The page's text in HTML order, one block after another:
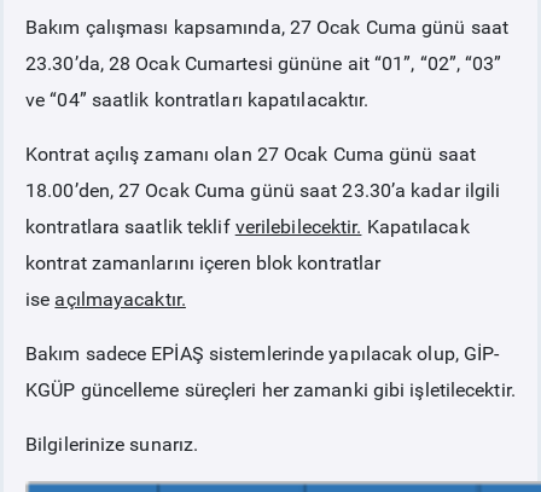
TEMİNAT
BÜLTENLER
DUYURULAR
Bakım çalışması kapsamında, 27 Ocak Cuma günü saat
23.30’da, 28 Ocak Cumartesi gününe ait “01”, “02”, “03”
ve “04” saatlik kontratları kapatılacaktır.
Kontrat açılış zamanı olan 27 Ocak Cuma günü saat
18.00’den, 27 Ocak Cuma günü saat 23.30’a kadar ilgili
kontratlara saatlik teklif verilebilecektir. Kapatılacak
kontrat zamanlarını içeren blok kontratlar
ise açılmayacaktır.
Bakım sadece EPİAŞ sistemlerinde yapılacak olup, GİP-
KGÜP güncelleme süreçleri her zamanki gibi işletilecektir.
Bilgilerinize sunarız.